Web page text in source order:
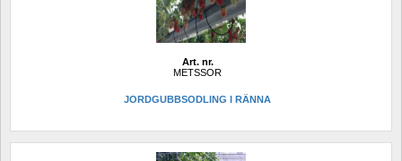
Art. nr.
METSSOR
JORDGUBBSODLING I RÄNNA